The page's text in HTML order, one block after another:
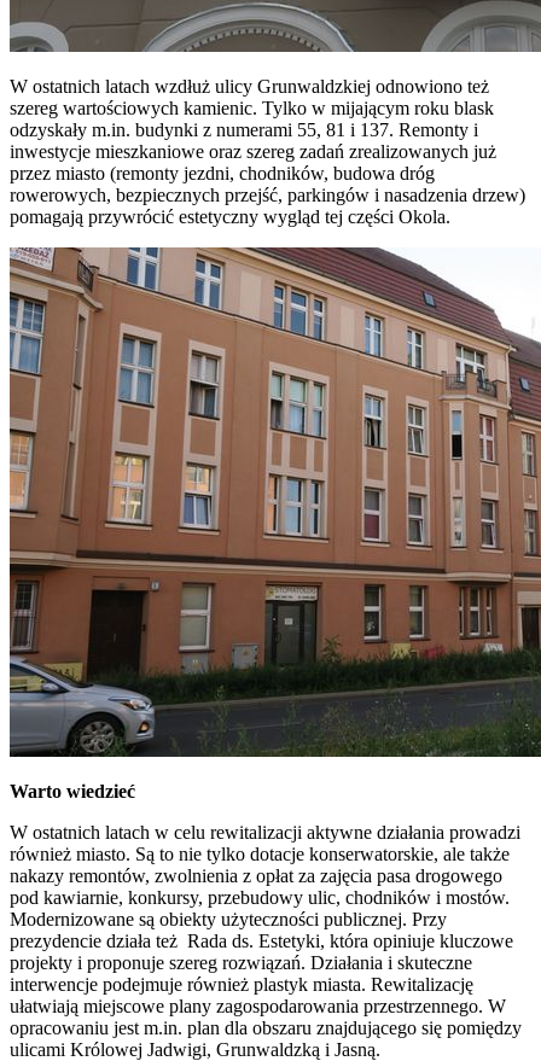
W ostatnich latach wzdłuż ulicy Grunwaldzkiej odnowiono też
szereg wartościowych kamienic. Tylko w mijającym roku blask
odzyskały m.in. budynki z numerami 55, 81 i 137. Remonty i
inwestycje mieszkaniowe oraz szereg zadań zrealizowanych już
przez miasto (remonty jezdni, chodników, budowa dróg
rowerowych, bezpiecznych przejść, parkingów i nasadzenia drzew)
pomagają przywrócić estetyczny wygląd tej części Okola.
Warto wiedzieć
W ostatnich latach w celu rewitalizacji aktywne działania prowadzi
również miasto. Są to nie tylko dotacje konserwatorskie, ale także
nakazy remontów, zwolnienia z opłat za zajęcia pasa drogowego
pod kawiarnie, konkursy, przebudowy ulic, chodników i mostów.
Modernizowane są obiekty użyteczności publicznej. Przy
prezydencie działa też Rada ds. Estetyki, która opiniuje kluczowe
projekty i proponuje szereg rozwiązań. Działania i skuteczne
interwencje podejmuje również plastyk miasta. Rewitalizację
ułatwiają miejscowe plany zagospodarowania przestrzennego. W
opracowaniu jest m.in. plan dla obszaru znajdującego się pomiędzy
ulicami Królowej Jadwigi, Grunwaldzką i Jasną.